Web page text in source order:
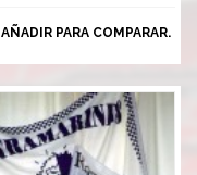
AÑADIR PARA COMPARAR.